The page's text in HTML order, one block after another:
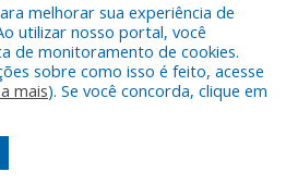
a Prefeitura Municipal de
Maracanã.
Área Administrativa
melhorar sua experiência de
utilizar nosso portal, você
de monitoramento de cookies.
sobre como isso é feito, acesse
mais). Se você concorda, clique em